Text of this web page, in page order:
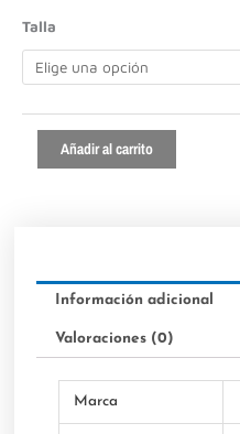
Talla
Roberto
Festa
ref:Futura
Añadir al carrito
Información adicional
Valoraciones (0)
Marca